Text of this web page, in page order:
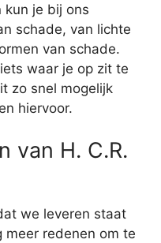
kun je bij ons
schade, van lichte
van schade.
waar je op zit te
zo snel mogelijk
hiervoor.
van H. C.R.
we leveren staat
meer redenen om te